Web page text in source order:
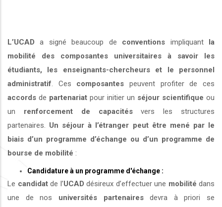
L’UCAD a signé beaucoup de conventions impliquant la
mobilité des composantes universitaires à savoir les
étudiants, les enseignants-chercheurs et le personnel
administratif . Ces composantes peuvent profiter de ces
accords de partenariat pour initier un séjour scientifique ou
un renforcement de capacitésvers les structures
partenaires. Un séjour à l’étranger peut être mené par le
biais d’un programme d’échange ou d’un programme de
bourse de mobilité :
Candidature à un programme d'échange :
Le candidatde l’UCAD désireux d’effectuer une mobilité dans
une de nos universités partenairesdevra à priori se